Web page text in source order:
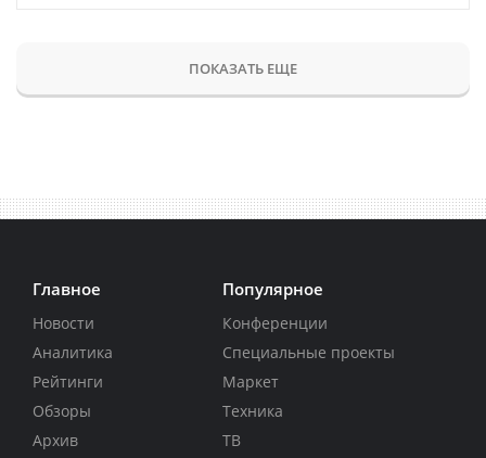
ПОКАЗАТЬ ЕЩЕ
Главное
Новости
Аналитика
Рейтинги
Обзоры
Архив
Популярное
Конференции
Специальные проекты
Маркет
Техника
ТВ